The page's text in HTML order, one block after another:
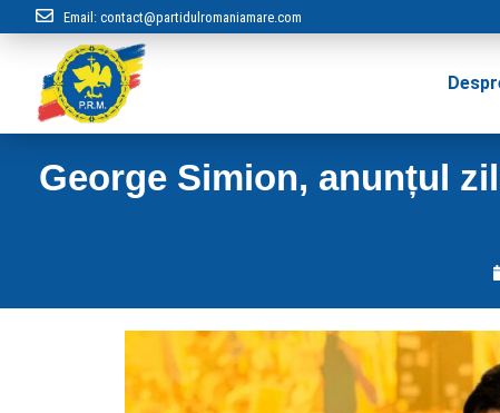
Email: contact@partidulromaniamare.com
George Simion, anunțul